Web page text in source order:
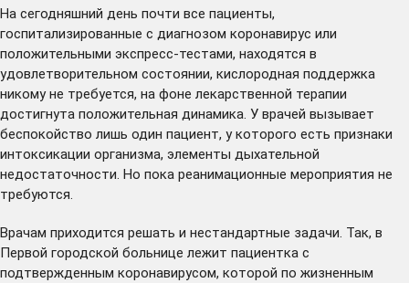
На сегодняшний день почти все пациенты,
госпитализированные с диагнозом коронавирус или
положительными экспресс-тестами, находятся в
удовлетворительном состоянии, кислородная поддержка
никому не требуется, на фоне лекарственной терапии
достигнута положительная динамика. У врачей вызывает
беспокойство лишь один пациент, у которого есть признаки
интоксикации организма, элементы дыхательной
недостаточности. Но пока реанимационные мероприятия не
требуются.
Врачам приходится решать и нестандартные задачи. Так, в
Первой городской больнице лежит пациентка с
подтвержденным коронавирусом, которой по жизненным